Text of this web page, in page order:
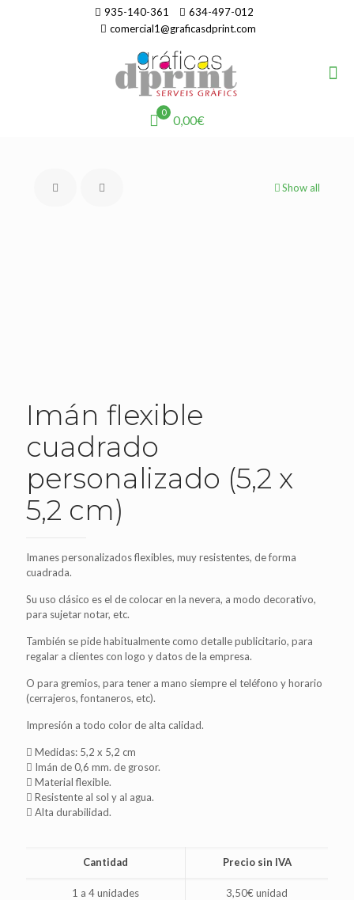
935-140-361
634-497-012
comercial1@graficasdprint.com
0
0,00€
Show all
Imán flexible
cuadrado
personalizado (5,2 x
5,2 cm)
Imanes personalizados flexibles, muy resistentes, de forma
cuadrada.
Su uso clásico es el de colocar en la nevera, a modo decorativo,
para sujetar notar, etc.
También se pide habitualmente como detalle publicitario, para
regalar a clientes con logo y datos de la empresa.
O para gremios, para tener a mano siempre el teléfono y horario
(cerrajeros, fontaneros, etc).
Impresión a todo color de alta calidad.
Medidas: 5,2 x 5,2 cm
Imán de 0,6 mm. de grosor.
Material flexible.
Resistente al sol y al agua.
Alta durabilidad.
Cantidad Precio sin IVA
1 a 4 unidades 3,50€ unidad